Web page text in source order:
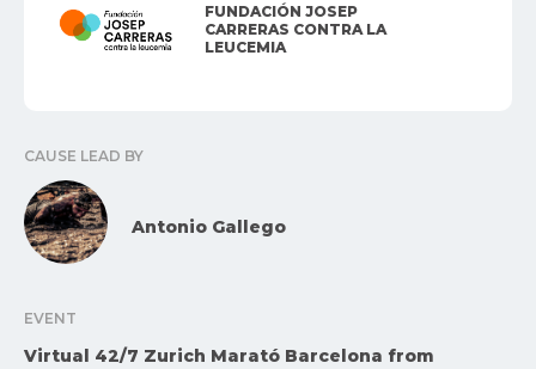
FUNDACIÓN JOSEP
CARRERAS CONTRA LA
LEUCEMIA
CAUSE LEAD BY
Antonio Gallego
EVENT
Virtual 42/7 Zurich Marató Barcelona from